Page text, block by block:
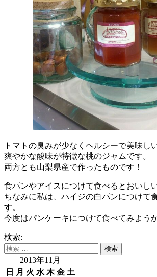
トマトの臭みが少なくヘルシーで美味し
爽やかな酸味が特徴な桃のジャムです。
両方とも山梨県産で作ったものです！
食パンやアイスにつけて食べるとおいし
ちなみに私は、ハイジの白パンにつけて
す。
今度はパンケーキにつけて食べてみようか
検索:
2013年11月
日
月 火 水 木 金 土